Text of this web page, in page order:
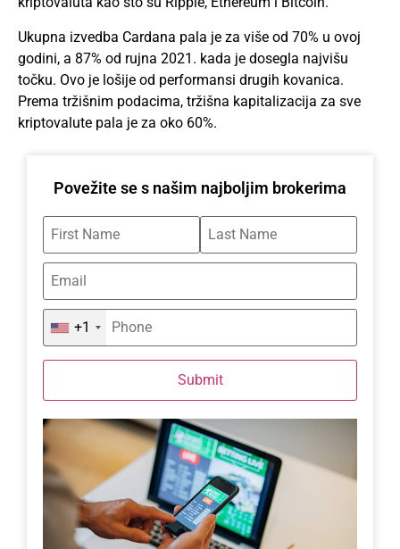
Ukupna izvedba Cardana pala je za više od 70% u ovoj
godini, a 87% od rujna 2021. kada je dosegla najvišu
točku. Ovo je lošije od performansi drugih kovanica.
Prema tržišnim podacima, tržišna kapitalizacija za sve
kriptovalute pala je za oko 60%.
Povežite se s našim najboljim brokerima
+1
Submit